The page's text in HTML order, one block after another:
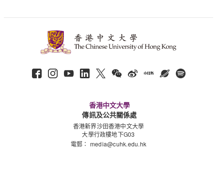
香港中文大學
傳訊及公共關係處
香港新界沙田香港中文大學
大學行政樓地下G03
電郵： media@cuhk.edu.hk